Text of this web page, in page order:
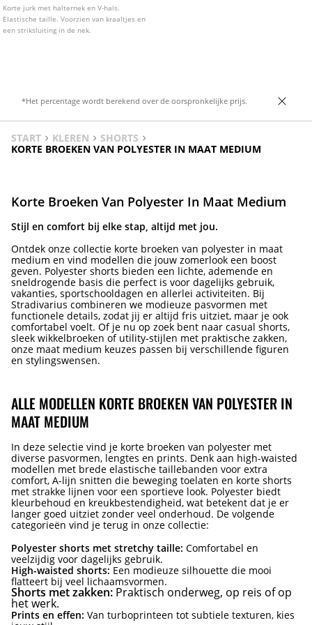
Korte jurk met halternek en V-hals.
Elastische taille. Voorzien van kraaltjes en
een striksluiting in de nek.
*Het percentage wordt berekend over de oorspronkelijke prijs.
START KLEREN
SHORTS
KORTE BROEKEN VAN POLYESTER IN MAAT MEDIUM
Korte Broeken Van Polyester In Maat Medium
Stijl en comfort bij elke stap, altijd met jou.
Ontdek onze collectie korte broeken van polyester in maat
medium en vind modellen die jouw zomerlook een boost
geven. Polyester shorts bieden een lichte, ademende en
sneldrogende basis die perfect is voor dagelijks gebruik,
vakanties, sportschooldagen en allerlei activiteiten. Bij
Stradivarius combineren we modieuze pasvormen met
functionele details, zodat jij er altijd fris uitziet, maar je ook
comfortabel voelt. Of je nu op zoek bent naar casual shorts,
sleek wikkelbroeken of utility-stijlen met praktische zakken,
onze maat medium keuzes passen bij verschillende figuren
en stylingswensen.
ALLE MODELLEN KORTE BROEKEN VAN POLYESTER IN
MAAT MEDIUM
In deze selectie vind je korte broeken van polyester met
diverse pasvormen, lengtes en prints. Denk aan high-waisted
modellen met brede elastische taillebanden voor extra
comfort, A-lijn snitten die beweging toelaten en korte shorts
met strakke lijnen voor een sportieve look. Polyester biedt
kleurbehoud en kreukbestendigheid, wat betekent dat je er
langer goed uitziet zonder veel onderhoud. De volgende
categorieën vind je terug in onze collectie:
Polyester shorts met stretchy taille: Comfortabel en
veelzijdig voor dagelijks gebruik.
High-waisted shorts: Een modieuze silhouette die mooi
flatteert bij veel lichaamsvormen.
Shorts met zakken: Praktisch onderweg, op reis of op
het werk.
Prints en effen: Van turboprinteen tot subtiele texturen, kies